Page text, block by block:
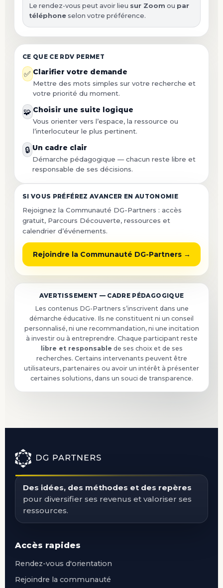
Le rendez-vous peut avoir lieu sur Zoom ou par
téléphone selon votre préférence.
CE QUE CE RDV PERMET
✅ Clarifier votre demande
Mettre des mots simples sur votre recherche et
votre priorité du moment.
🧩 Choisir une suite logique
Vous orienter vers l’espace, la ressource ou
l’interlocuteur le plus pertinent.
🔒 Un cadre clair
Démarche pédagogique — chacun reste libre et
responsable de ses décisions.
SI VOUS PRÉFÉREZ AVANCER EN AUTONOMIE
Rejoignez la Communauté DG-Partners : accès
gratuit, Parcours Découverte, ressources et
calendrier d’événements.
Rejoindre la Communauté DG-Partners →
AVERTISSEMENT — CADRE PÉDAGOGIQUE
Les contenus DG-Partners s’inscrivent dans une
démarche éducative. Ils ne constituent ni un conseil
personnalisé, ni une recommandation, ni une incitation
à investir ou à entreprendre. Chaque participant reste
libre et responsable de ses choix et de ses
recherches. Certains intervenants peuvent être
utilisateurs, partenaires ou avoir un intérêt à présenter
certaines solutions, dans un souci de transparence.
Des idées, des méthodes et des repères
pour diversifier ses revenus et valoriser ses
ressources.
Accès rapides
Rendez-vous d'orientation
Rejoindre la communauté